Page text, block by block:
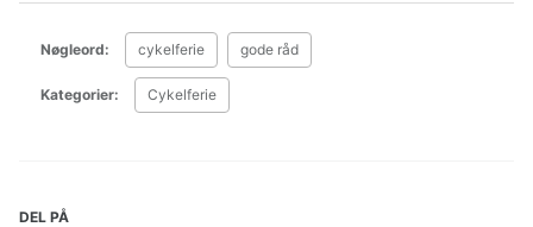
Nøgleord: cykelferie gode råd
Kategorier: Cykelferie
DEL PÅ